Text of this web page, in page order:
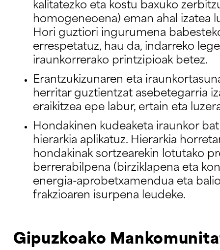
kalitatezko eta kostu baxuko
homogeneoena) eman ahal izatea
Hori guztiori ingurumena
errespetatuz, hau da, indarreko
iraunkorrerako printzipioak betez.
Erantzukizunaren eta
herritar guztientzat asebetegarria
eraikitzea epe labur, ertain eta
Hondakinen kudeaketa iraunkor
hierarkia aplikatuz. Hierarkia
hondakinak sortzearekin lotutako
berrerabilpena (birziklapena eta
energia-aprobetxamendua eta
frakzioaren isurpena leudeke.
Gipuzkoako